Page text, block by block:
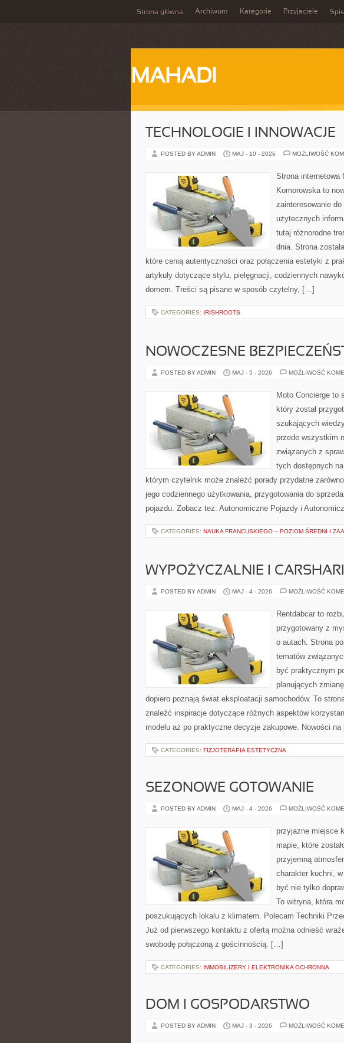
Strona główna Archiwum Kategorie Przyjaciele
MAHADI
TECHNOLOGIE I INNOWACJE
POSTED BY ADMIN MAJ - 10 - 2026 MOŻLIWOŚĆ
Strona internetowa
Komorowska to
zainteresowanie
użytecznych
tutaj różnorodne
dnia. Strona
które cenią autentyczności oraz połączenia estetyki z
artykuły dotyczące stylu, pielęgnacji, codziennych
domem. Treści są pisane w sposób czytelny, […]
CATEGORIES: IRISHROOTS
NOWOCZESNE
POSTED BY ADMIN MAJ - 5 - 2026 MOŻLIWOŚĆ
Moto Concierge to
który został
szukających
przede wszystkim
związanych z
tych dostępnych
którym czytelnik może znaleźć porady przydatne
jego codziennego użytkowania, przygotowania do
pojazdu. Zobacz też: Autonomiczne Pojazdy i
CATEGORIES: NAUKA FRANCUSKIEGO – POZIOM ŚREDNI I
WYPOŻYCZALNIE I
POSTED BY ADMIN MAJ - 4 - 2026 MOŻLIWOŚĆ
Rentdabcar to
przygotowany z
o autach. Strona
tematów
być praktycznym
planujących
dopiero poznają świat eksploatacji samochodów. To
znaleźć inspiracje dotyczące różnych aspektów
modelu aż po praktyczne decyzje zakupowe. Nowości
CATEGORIES: FIZJOTERAPIA ESTETYCZNA
SEZONOWE GOTOWANIE
POSTED BY ADMIN MAJ - 4 - 2026 MOŻLIWOŚĆ
przyjazne miejsce
mapie, które
przyjemną
charakter kuchni,
być nie tylko
To witryna, która
poszukujących lokalu z klimatem. Polecam Techniki
Już od pierwszego kontaktu z ofertą można odnieść
swobodę połączoną z gościnnością. […]
CATEGORIES: IMMOBILIZERY I ELEKTRONIKA OCHRONNA
DOM I GOSPODARSTWO
POSTED BY ADMIN MAJ - 3 - 2026 MOŻLIWOŚĆ